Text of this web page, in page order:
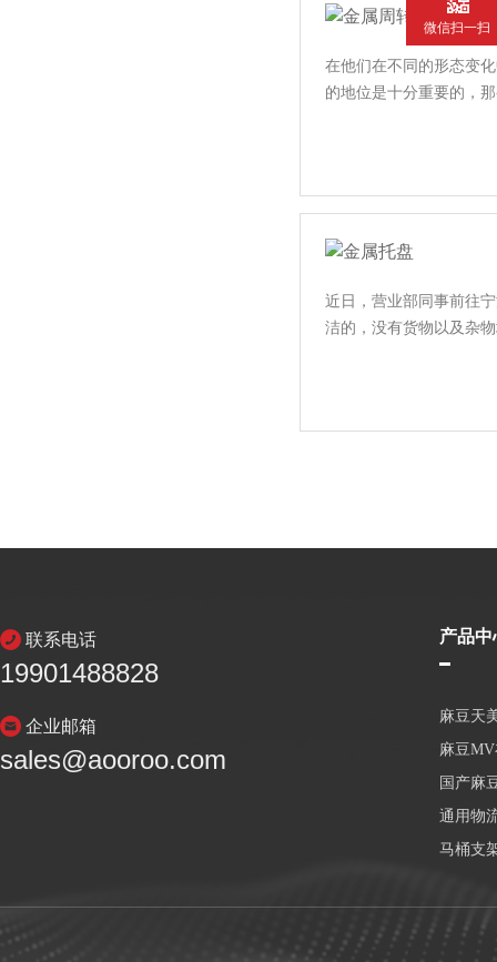
在他们在不同的形态变化
的地位是十分重要的
近日，营业部同事前往
洁的，没有货物以及
联系电话
19901488828
企业邮箱
sales@aooroo.com
产品中
麻豆天
麻豆
国产麻
通用物
马桶支
微信扫一扫